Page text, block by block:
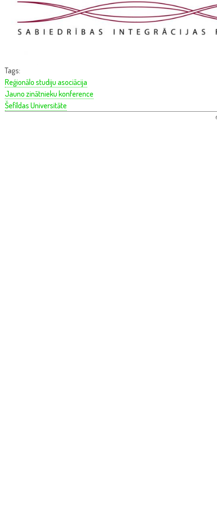
Tags:
Reģionālo studiju asociācija
Jauno zinātnieku konference
Šefīldas Universitāte